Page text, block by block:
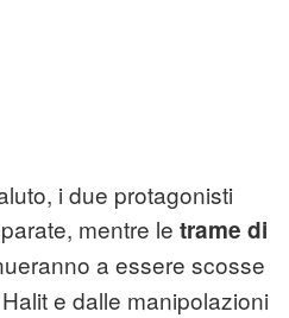
i due protagonisti
mentre le trame di
a essere scosse
e dalle manipolazioni